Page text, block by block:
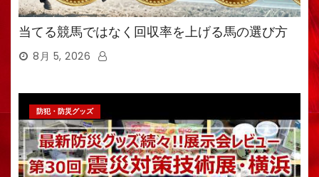
当てる競馬ではなく回収率を上げる馬の選び方
8月 5, 2026
防犯・防災グッズ